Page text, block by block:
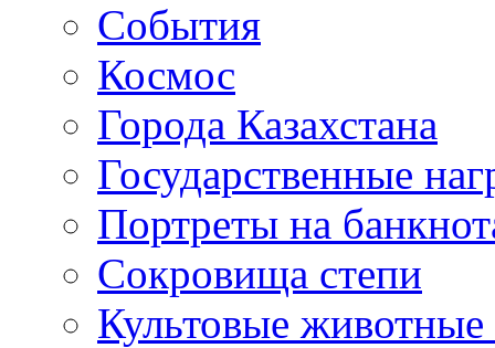
События
Космос
Города Казахстана
Государственные
Портреты на
Сокровища степи
Культовые